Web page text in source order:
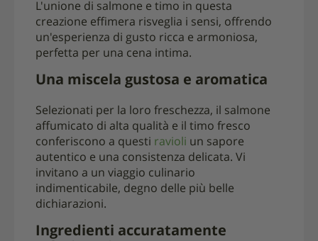
L'unione di salmone e timo in questa
creazione effimera risveglia i sensi, offrendo
un'esperienza di gusto ricca e armoniosa,
perfetta per una cena intima.
Una miscela gustosa e aromatica
Selezionati per la loro freschezza, il salmone
affumicato di alta qualità e il timo fresco
conferiscono a questi ravioli un sapore
autentico e una consistenza delicata. Vi
invitano a un viaggio culinario
indimenticabile, degno delle più belle
dichiarazioni.
Ingredienti accuratamente